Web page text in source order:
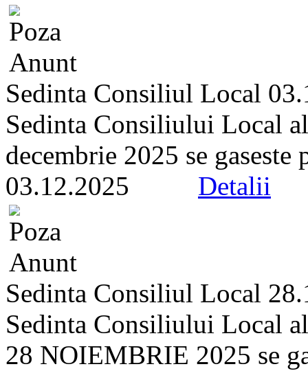
Sedinta Consiliul Local
Sedinta Consiliului Local
decembrie 2025 se
03.12.2025 Detalii
Sedinta Consiliul Local
Sedinta Consiliului Local
28 NOIEMBRIE 2025 se